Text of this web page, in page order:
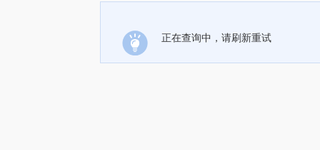
正在查询中，请刷新重试